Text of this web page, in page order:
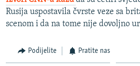
Rusija uspostavila čvrste veze sa
scenom i da na tome nije dovoljno
Podijelite Pratite nas